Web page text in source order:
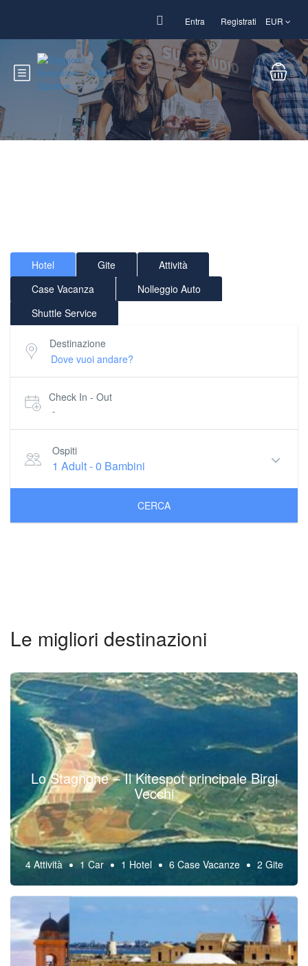
Entra Registrati EUR
Hotel Gite
Attività
Case Vacanza
Nolleggio Auto
Shuttle Service
Destinazione
Check In - Out
-
Ospiti
1 Adult-0 Bambini
CERCA
Le migliori destinazioni
Lo Stagnone – Il Kitespot principale Birgi
Vecchi
4 Attività 1 Car 1 Hotel 6 Case Vacanze 2 Gite